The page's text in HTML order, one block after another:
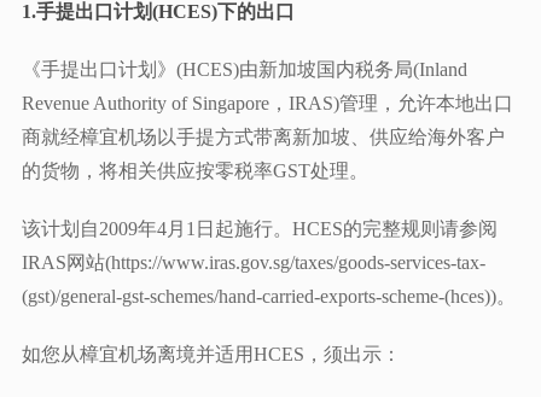
1.手提出口计划(HCES)下的出口
《手提出口计划》(HCES)由新加坡国内税务局(Inland
Revenue Authority of Singapore，IRAS)管理，允许本地出口
商就经樟宜机场以手提方式带离新加坡、供应给海外客户
的货物，将相关供应按零税率GST处理。
该计划自2009年4月1日起施行。HCES的完整规则请参阅
IRAS网站(https://www.iras.gov.sg/taxes/goods-services-tax-
(gst)/general-gst-schemes/hand-carried-exports-scheme-(hces))。
如您从樟宜机场离境并适用HCES，须出示：